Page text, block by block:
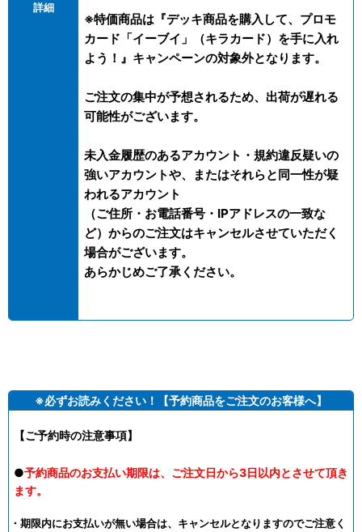
詳細
※特価商品は『デッキ商品を購入して、プロモ
カード「イーブイ」（キラカード）を手に入れ
よう！』キャンペーンの対象外となります。
ご注文の集中が予想されるため、出荷が遅れる
可能性がございます。
未入金履歴のあるアカウント・規約違反疑いの
強いアカウントや、またはそれらと同一性が疑
われるアカウント
（ご住所・お電話番号・IPアドレスの一致な
ど）からのご注文はキャンセルさせていただく
場合がございます。
あらかじめご了承ください。
※必ずお読みください！【予約商品をご注文のお客様へ】
【ご予約時の注意事項】
●予約商品のお支払い期限は、ご注文日から3日以内とさせて頂き
ます。
・期限内にお支払いが無い場合は、キャンセルとなりますのでご注意く